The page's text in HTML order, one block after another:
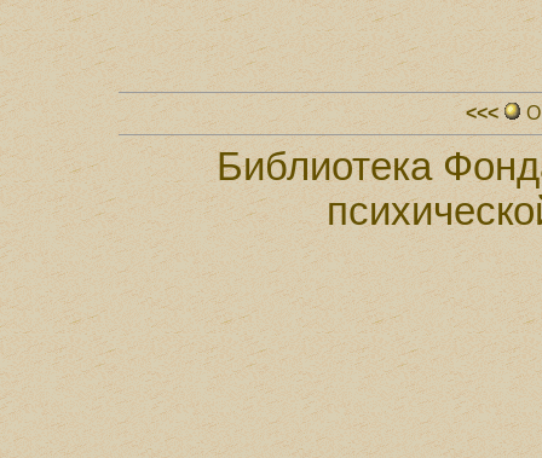
<<<
Библиотека